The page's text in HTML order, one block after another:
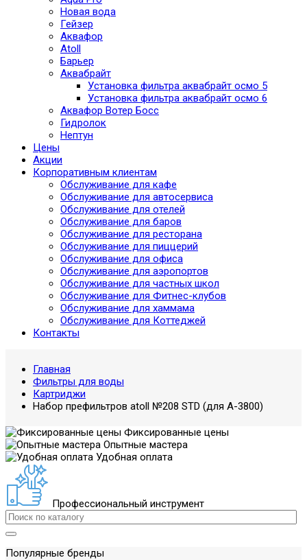
Новая вода
Гейзер
Аквафор
Atoll
Барьер
Аквабрайт
Установка фильтра аквабрайт осмо 5
Установка фильтра аквабрайт осмо 6
Аквафор Вотер Босс
Гидролок
Нептун
Цены
Акции
Корпоративным клиентам
Обслуживание для кафе
Обслуживание для автосервиса
Обслуживание для отелей
Обслуживание для баров
Обслуживание для ресторана
Обслуживание для пиццерий
Обслуживание для офиса
Обслуживание для аэропортов
Обслуживание для частных школ
Обслуживание для Фитнес-клубов
Обслуживание для хаммама
Обслуживание для Коттеджей
Контакты
Главная
Фильтры для воды
Картриджи
Набор префильтров atoll №208 STD (для A-3800)
Фиксированные цены
Опытные мастера
Удобная оплата
Профессиональный инструмент
Популярные бренды